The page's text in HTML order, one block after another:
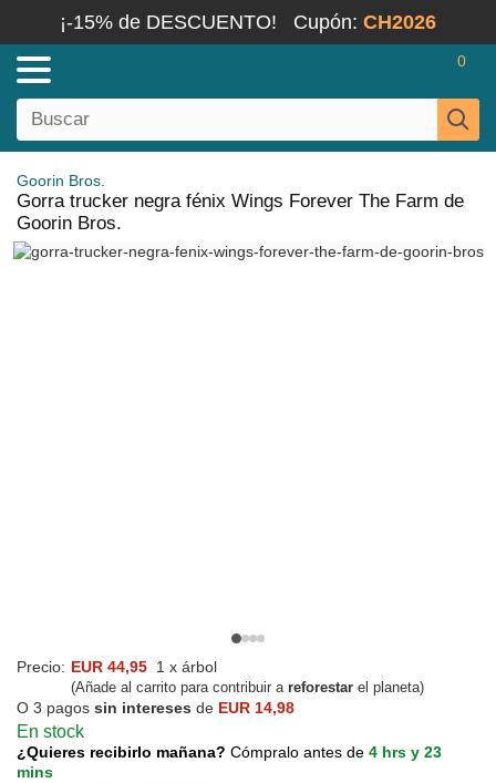
¡-15% de DESCUENTO! Cupón: CH2026
0
Goorin Bros.
Gorra trucker negra fénix Wings Forever The Farm de
Goorin Bros.
Precio: EUR 44,95 1 x árbol
(Añade al carrito para contribuir a reforestar el planeta)
O 3 pagos sin intereses de EUR 14,98
En stock
¿Quieres recibirlo mañana? Cómpralo antes de 4 hrs y 23
mins